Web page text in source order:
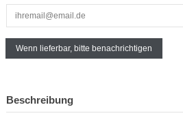
Beschreibung